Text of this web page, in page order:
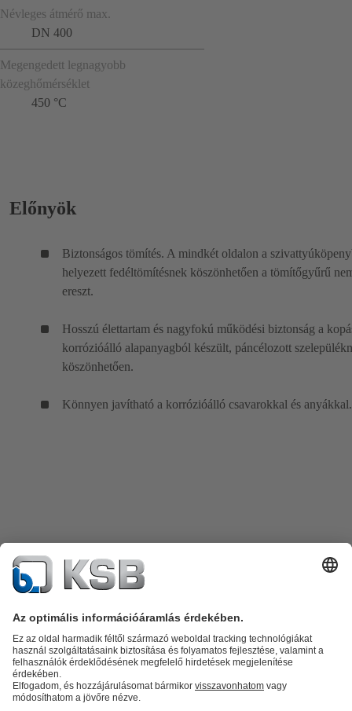
Névleges átmérő max.
DN 400
Megengedett legnagyobb
közeghőmérséklet
450 °C
Előnyök
Biztonságos tömítés. A mindkét oldalon a
helyezett fedéltömítésnek köszönhetően a tömítőgyűrű
ereszt.
Hosszú élettartam és nagyfokú működési biztonság a
korrózióálló alapanyagból készült, páncélozott
köszönhetően.
Könnyen javítható a korrózióálló csavarokkal és anyákkal.